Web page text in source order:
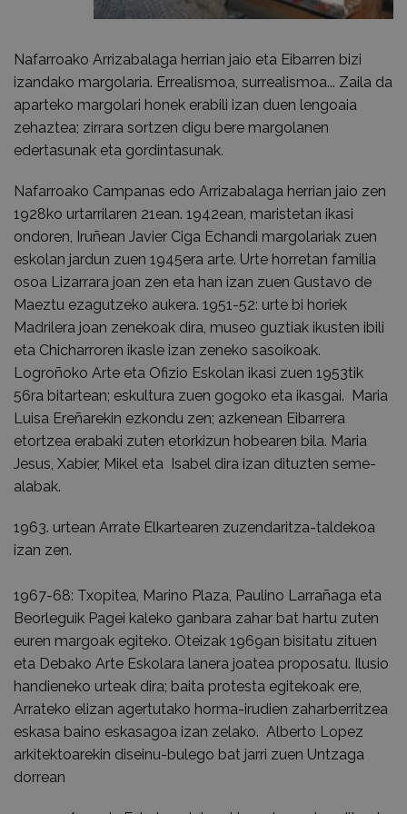
Nafarroako Arrizabalaga herrian jaio eta Eibarren bizi
izandako margolaria. Errealismoa, surrealismoa... Zaila da
aparteko margolari honek erabili izan duen lengoaia
zehaztea; zirrara sortzen digu bere margolanen
edertasunak eta gordintasunak.
Nafarroako Campanas edo Arrizabalaga herrian jaio zen
1928ko urtarrilaren 21ean. 1942ean, maristetan ikasi
ondoren, Iruñean Javier Ciga Echandi margolariak zuen
eskolan jardun zuen 1945era arte. Urte horretan familia
osoa Lizarrara joan zen eta han izan zuen Gustavo de
Maeztu ezagutzeko aukera. 1951-52: urte bi horiek
Madrilera joan zenekoak dira, museo guztiak ikusten ibili
eta Chicharroren ikasle izan zeneko sasoikoak.
Logroñoko Arte eta Ofizio Eskolan ikasi zuen 1953tik
56ra bitartean; eskultura zuen gogoko eta ikasgai. Maria
Luisa Ereñarekin ezkondu zen; azkenean Eibarrera
etortzea erabaki zuten etorkizun hobearen bila. Maria
Jesus, Xabier, Mikel eta Isabel dira izan dituzten seme-
alabak.
1963. urtean Arrate Elkartearen zuzendaritza-taldekoa
izan zen.
1967-68: Txopitea, Marino Plaza, Paulino Larrañaga eta
Beorleguik Pagei kaleko ganbara zahar bat hartu zuten
euren margoak egiteko. Oteizak 1969an bisitatu zituen
eta Debako Arte Eskolara lanera joatea proposatu. Ilusio
handieneko urteak dira; baita protesta egitekoak ere,
Arrateko elizan agertutako horma-irudien zaharberritzea
eskasa baino eskasagoa izan zelako. Alberto Lopez
arkitektoarekin diseinu-bulego bat jarri zuen Untzaga
dorrean